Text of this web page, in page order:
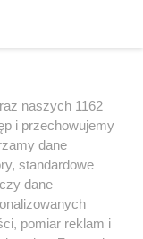
naszych 1162
i przechowujemy
dane
standardowe
dane
pomiar reklam i